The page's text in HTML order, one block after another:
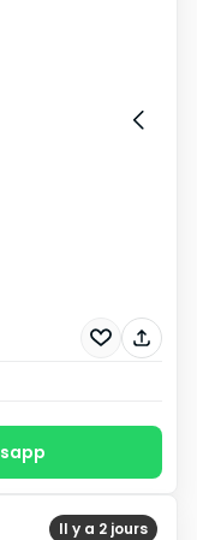
Il y a 2 jours